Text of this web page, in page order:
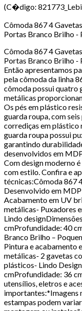
(C�digo:
Cômoda 867 4
Portas Branco Brilho -
Cômoda 867 4
Portas Branco Brilho -
Então apresentamos
pela cômoda da linha
cômoda possui quatro
metálicas
Os pés em plástico
guarda roupa, com
corrediças em plástico
guarda roupa possui
garantindo
desenvolvidos em
Com design moderno
com estilo. Confira e
técnicas:Cômoda 867
Desenvolvido em
Acabamento em UV
metálicas- Puxadores
Lindo
cmProfundidade: 40
Branco Brilho –
Pintura e acabamento
metálicas- 2 gavetas
plásticos- Lindo
cmProfundidade: 36
utensílios, eletros e
importantes:*Imagens
estampas podem